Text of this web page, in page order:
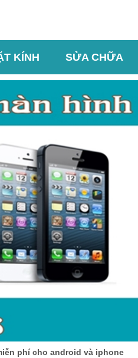
KÍNH SỬA CHỮA
phí cho android và iphone